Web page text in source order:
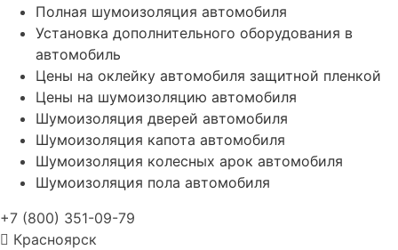
Полная шумоизоляция автомобиля
Установка дополнительного оборудования в
автомобиль
Цены на оклейку автомобиля защитной пленкой
Цены на шумоизоляцию автомобиля
Шумоизоляция дверей автомобиля
Шумоизоляция капота автомобиля
Шумоизоляция колесных арок автомобиля
Шумоизоляция пола автомобиля
+7 (800) 351-09-79
Красноярск